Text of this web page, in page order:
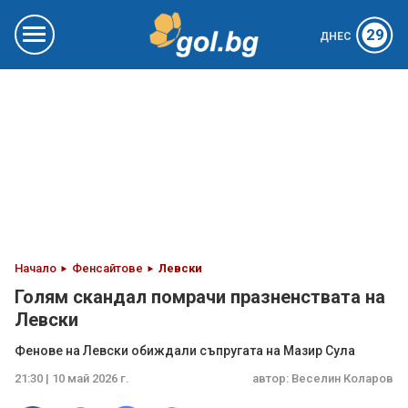
ДНЕС 29
Начало Фенсайтове Левски
Голям скандал помрачи празненствата на
Левски
Фенове на Левски обиждали съпругата на Мазир Сула
21:30 | 10 май 2026 г. автор: Веселин Коларов